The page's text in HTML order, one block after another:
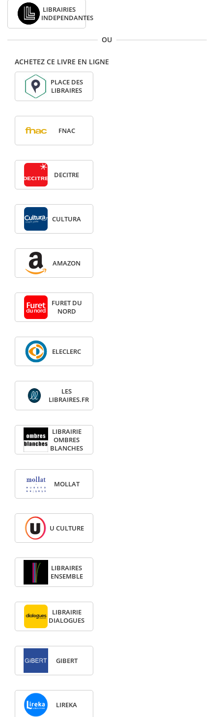
LIBRAIRIES
INDEPENDANTES
OU
ACHETEZ CE LIVRE EN LIGNE
PLACE DES
LIBRAIRES
FNAC
DECITRE
CULTURA
AMAZON
FURET DU
NORD
ELECLERC
LES
LIBRAIRES.FR
LIBRAIRIE
OMBRES
BLANCHES
MOLLAT
U CULTURE
LIBRAIRES
ENSEMBLE
LIBRAIRIE
DIALOGUES
GIBERT
LIREKA